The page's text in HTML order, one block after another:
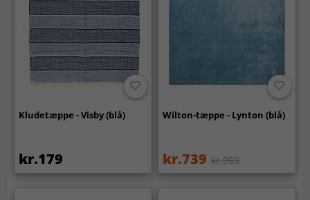
Kludetæppe - Visby (blå)
kr.179
Wilton-tæppe - Lynton (blå)
kr.739 kr.959